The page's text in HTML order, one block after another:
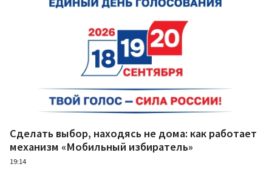
Сделать выбор, находясь не дома: как работает
механизм «Мобильный избиратель»
19:14